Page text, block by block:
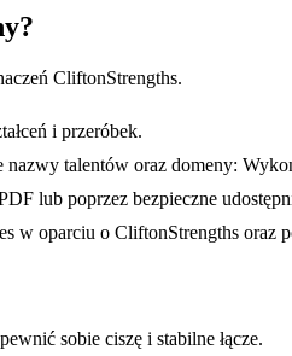
CliftonStrengths.
i przeróbek.
talentów oraz domeny:
lub poprzez bezpieczne
w oparciu o CliftonStrengths oraz
sobie ciszę i stabilne łącze.